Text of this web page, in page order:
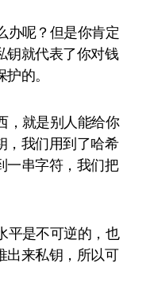
办呢？但是你肯定
钥就代表了你对钱
的。
，就是别人能给你
，我们用到了哈希
一串字符，我们把
平是不可逆的，也
出来私钥，所以可